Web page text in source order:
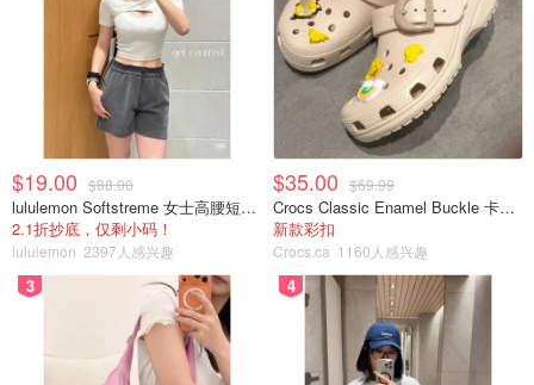
$19.00 $88.00
lululemon Softstreme 女士高腰短裤 10cm
2.1折抄底，仅剩小码！
lululemon 2397人感兴趣
$35.00 $69.99
Crocs Classic Enamel Buckle 卡骆驰布扣便鞋
新款彩扣
Crocs.ca 1160人感兴趣
3 4